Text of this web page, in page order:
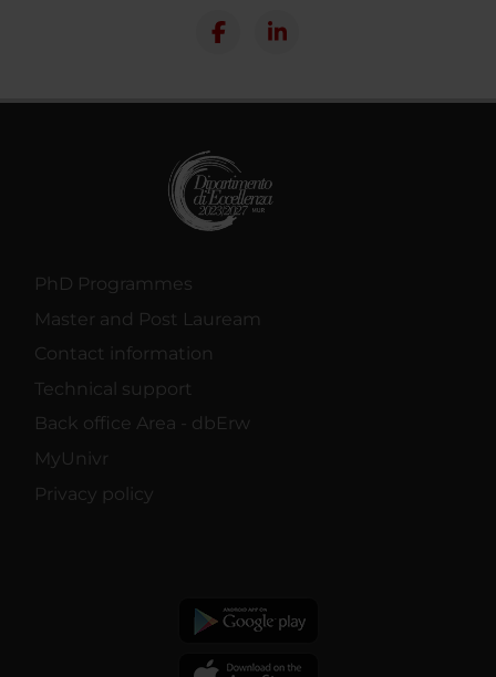
PhD Programmes
Master and Post Lauream
Contact information
Technical support
Back office Area - dbErw
MyUnivr
Privacy policy